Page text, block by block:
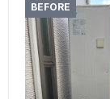
BEFORE